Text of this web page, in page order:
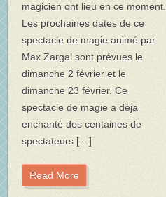
magicien ont lieu en ce moment.
Les prochaines dates de ce
spectacle de magie animé par
Max Zargal sont prévues le
dimanche 2 février et le
dimanche 23 février. Ce
spectacle de magie a déja
enchanté des centaines de
spectateurs […]
Read More